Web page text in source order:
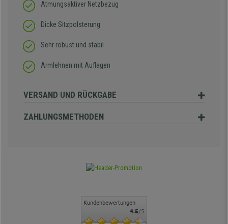
Atmungsaktiver Netzbezug
Dicke Sitzpolsterung
Sehr robust und stabil
Armlehnen mit Auflagen
VERSAND UND RÜCKGABE
ZAHLUNGSMETHODEN
Kundenbewertungen
4.5/5